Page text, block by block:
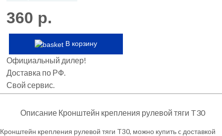
360 р.
В корзину
Официальный дилер!
Доставка по РФ.
Свой сервис.
Описание Кронштейн крепления рулевой тяги T30
Кронштейн крепления рулевой тяги T30, можно купить c доставкой